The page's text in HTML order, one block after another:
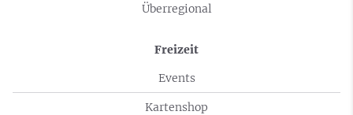
Überregional
Freizeit
Events
Kartenshop